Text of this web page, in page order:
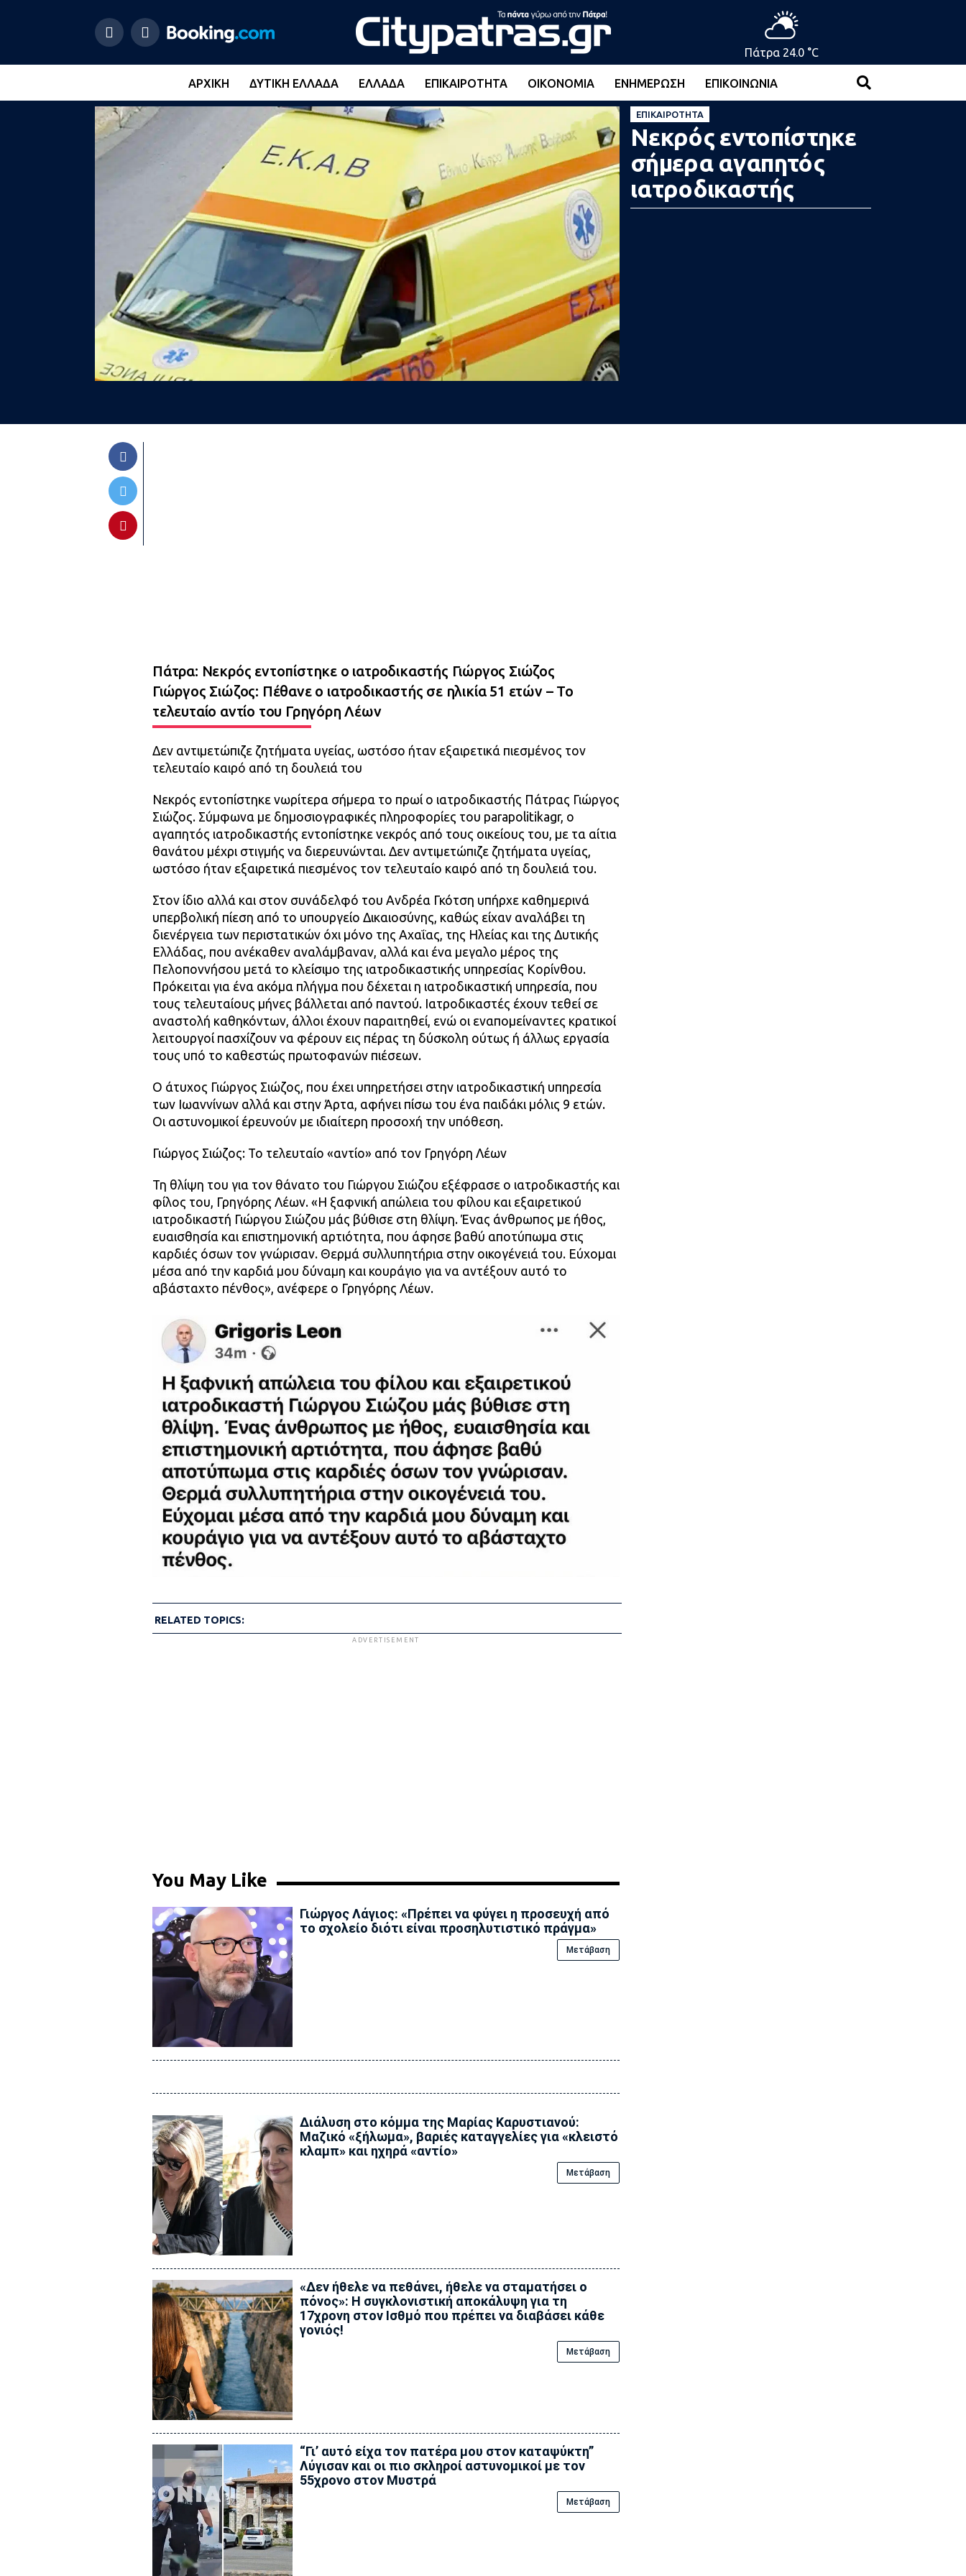
Πάτρα 24.0 °C
ΑΡΧΙΚΉ ΔΥΤΙΚΉ ΕΛΛΆΔΑ ΕΛΛΆΔΑ ΕΠΙΚΑΙΡΌΤΗΤΑ ΟΙΚΟΝΟΜΊΑ ΕΝΗΜΈΡΩΣΗ ΕΠΙΚΟΙΝΩΝΊΑ
ΕΠΙΚΑΙΡΌΤΗΤΑ
Νεκρός εντοπίστηκε
σήμερα αγαπητός
ιατροδικαστής
Πάτρα: Νεκρός εντοπίστηκε ο ιατροδικαστής Γιώργος Σιώζος
Γιώργος Σιώζος: Πέθανε ο ιατροδικαστής σε ηλικία 51 ετών – Το
τελευταίο αντίο του Γρηγόρη Λέων
Δεν αντιμετώπιζε ζητήματα υγείας, ωστόσο ήταν εξαιρετικά πιεσμένος τον
τελευταίο καιρό από τη δουλειά του
Νεκρός εντοπίστηκε νωρίτερα σήμερα το πρωί ο ιατροδικαστής Πάτρας Γιώργος
Σιώζος. Σύμφωνα με δημοσιογραφικές πληροφορίες του parapolitikagr, ο
αγαπητός ιατροδικαστής εντοπίστηκε νεκρός από τους οικείους του, με τα αίτια
θανάτου μέχρι στιγμής να διερευνώνται. Δεν αντιμετώπιζε ζητήματα υγείας,
ωστόσο ήταν εξαιρετικά πιεσμένος τον τελευταίο καιρό από τη δουλειά του.
Στον ίδιο αλλά και στον συνάδελφό του Ανδρέα Γκότση υπήρχε καθημερινά
υπερβολική πίεση από το υπουργείο Δικαιοσύνης, καθώς είχαν αναλάβει τη
διενέργεια των περιστατικών όχι μόνο της Αχαΐας, της Ηλείας και της Δυτικής
Ελλάδας, που ανέκαθεν αναλάμβαναν, αλλά και ένα μεγαλο μέρος της
Πελοποννήσου μετά το κλείσιμο της ιατροδικαστικής υπηρεσίας Κορίνθου.
Πρόκειται για ένα ακόμα πλήγμα που δέχεται η ιατροδικαστική υπηρεσία, που
τους τελευταίους μήνες βάλλεται από παντού. Ιατροδικαστές έχουν τεθεί σε
αναστολή καθηκόντων, άλλοι έχουν παραιτηθεί, ενώ οι εναπομείναντες κρατικοί
λειτουργοί πασχίζουν να φέρουν εις πέρας τη δύσκολη ούτως ή άλλως εργασία
τους υπό το καθεστώς πρωτοφανών πιέσεων.
Ο άτυχος Γιώργος Σιώζος, που έχει υπηρετήσει στην ιατροδικαστική υπηρεσία
των Ιωαννίνων αλλά και στην Άρτα, αφήνει πίσω του ένα παιδάκι μόλις 9 ετών.
Οι αστυνομικοί έρευνούν με ιδιαίτερη προσοχή την υπόθεση.
Γιώργος Σιώζος: Το τελευταίο «αντίο» από τον Γρηγόρη Λέων
Τη θλίψη του για τον θάνατο του Γιώργου Σιώζου εξέφρασε ο ιατροδικαστής και
φίλος του, Γρηγόρης Λέων. «Η ξαφνική απώλεια του φίλου και εξαιρετικού
ιατροδικαστή Γιώργου Σιώζου μάς βύθισε στη θλίψη. Ένας άνθρωπος με ήθος,
ευαισθησία και επιστημονική αρτιότητα, που άφησε βαθύ αποτύπωμα στις
καρδιές όσων τον γνώρισαν. Θερμά συλλυπητήρια στην οικογένειά του. Εύχομαι
μέσα από την καρδιά μου δύναμη και κουράγιο για να αντέξουν αυτό το
αβάσταχτο πένθος», ανέφερε ο Γρηγόρης Λέων.
RELATED TOPICS:
ADVERTISEMENT
You May Like
Γιώργος Λάγιος: «Πρέπει να φύγει η προσευχή από
το σχολείο διότι είναι προσηλυτιστικό πράγμα»
Μετάβαση
Διάλυση στο κόμμα της Μαρίας Καρυστιανού:
Μαζικό «ξήλωμα», βαριές καταγγελίες για «κλειστό
κλαμπ» και ηχηρά «αντίο»
Μετάβαση
«Δεν ήθελε να πεθάνει, ήθελε να σταματήσει ο
πόνος»: Η συγκλονιστική αποκάλυψη για τη
17χρονη στον Ισθμό που πρέπει να διαβάσει κάθε
γονιός!
Μετάβαση
“Γι’ αυτό είχα τον πατέρα μου στον καταψύκτη”
Λύγισαν και οι πιο σκληροί αστυνομικοί με τον
55χρονο στον Μυστρά
Μετάβαση